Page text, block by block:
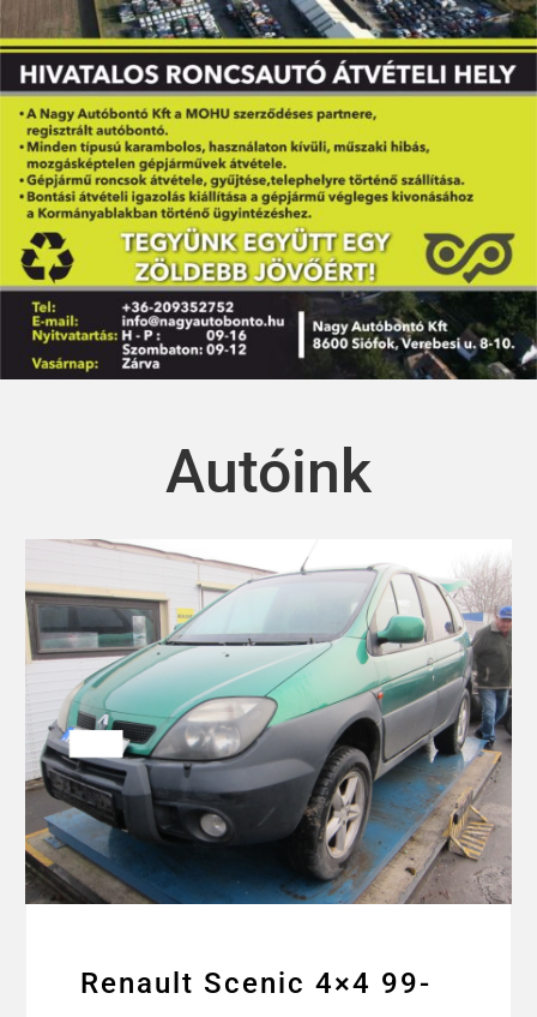
Autóink
Renault Scenic 4×4 99-